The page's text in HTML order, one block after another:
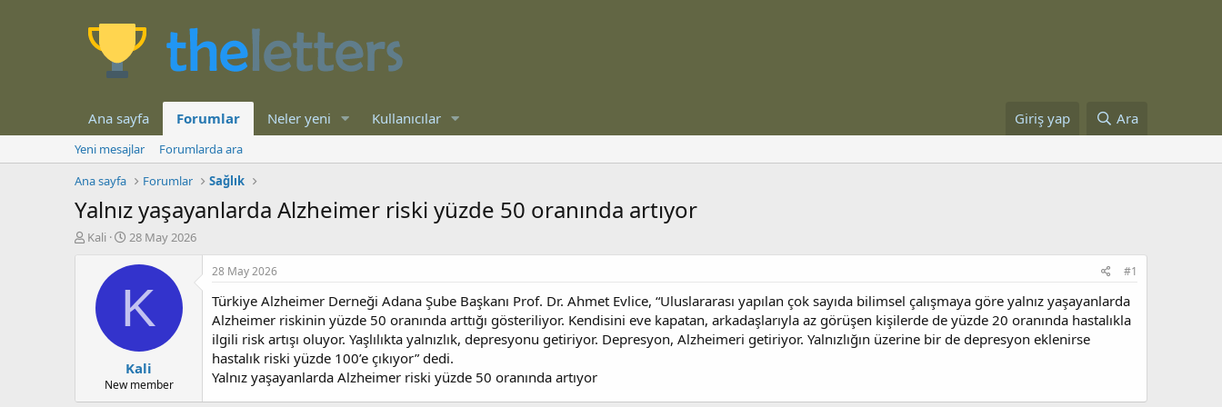
Ana sayfa Forumlar Neler yeni Kullanıcılar Giriş yap Ara
Yeni mesajlar
Forumlarda ara
Ana sayfa
Forumlar Sağlık
Yalnız yaşayanlarda Alzheimer riski yüzde 50 oranında artıyor
K
l
Kali
B
ş
a
n
ı
ç
t
a
28 May 2026
K
Kali
New member
28 May 2026 #1
Türkiye Alzheimer Derneği Adana Şube Başkanı Prof. Dr. Ahmet Evlice, “Uluslararası yapılan çok sayıda bilimsel çalışmaya göre yalnız yaşayanlarda
Alzheimer riskinin yüzde 50 oranında arttığı gösteriliyor. Kendisini eve kapatan, arkadaşlarıyla az görüşen kişilerde de yüzde 20 oranında hastalıkla
ilgili risk artışı oluyor. Yaşlılıkta yalnızlık, depresyonu getiriyor. Depresyon, Alzheimeri getiriyor. Yalnızlığın üzerine bir de depresyon eklenirse
hastalık riski yüzde 100’e çıkıyor” dedi.
Yalnız yaşayanlarda Alzheimer riski yüzde 50 oranında artıyor